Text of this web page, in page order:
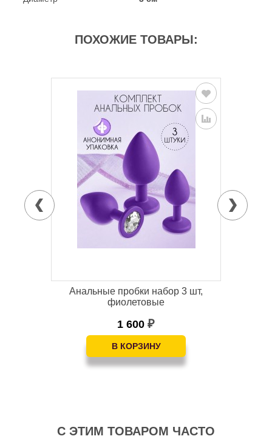
ПОХОЖИЕ ТОВАРЫ:
Анальные пробки набор 3 шт,
фиолетовые
1 600₽
С ЭТИМ ТОВАРОМ ЧАСТО